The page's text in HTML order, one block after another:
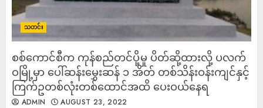
သတင်း
စစ်ကောင်စီက ကုန်စည်တင်ပို့မှု ပိတ်ဆို့ထားလို့ ပလက်
ဝမြို့မှာ ပေါ်ဆန်းမွှေးဆန် ၁ အိတ် တစ်သိန်းဝန်းကျင်နှင့်
ကြက်ဥတစ်လုံးတစ်ထောင်အထိ ပေးဝယ်နေရ
ADMIN AUGUST 23, 2022